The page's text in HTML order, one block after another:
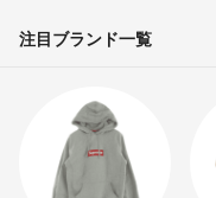
注目ブランド一覧